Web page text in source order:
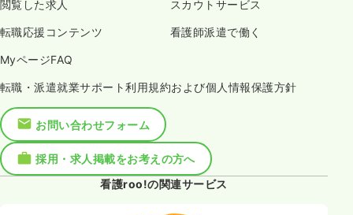
閲覧した求人 スカウトサービス
転職応援コンテンツ 看護師派遣で働く
MyページFAQ
転職・派遣就業サポート利用規約および個人情報保護方針
お問い合わせフォーム
採用・求人掲載をお考えの方へ
看護roo!の関連サービス